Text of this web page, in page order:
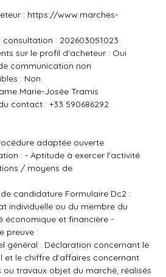
: https://www.marches-
: 202603051023
sur le profil d'acheteur : Oui
communication non
: Non
Marie-Josée Tramis
contact : +33 590686292
adaptée ouverte
: - Aptitude à exercer l'activité
/ moyens de
candidature Formulaire Dc2 :
individuelle ou du membre du
économique et financière -
preuve :
général : Déclaration concernant le
et le chiffre d'affaires concernant
ou travaux objet du marché, réalisés